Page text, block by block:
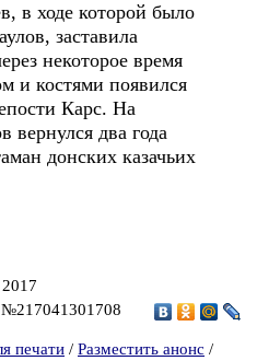
в ходе которой было
заставила
некоторое время
и костями появился
Карс. На
вернулся два года
донских казачьих
2017
№217041301708
печати / Разместить анонс /